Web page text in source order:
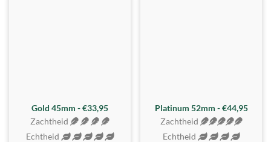
REALISTISCH
Gold 45mm - €33,95
Zachtheid
Echtheid
ZACHTSTE
Platinum 52mm - €44,95
Zachtheid
Echtheid